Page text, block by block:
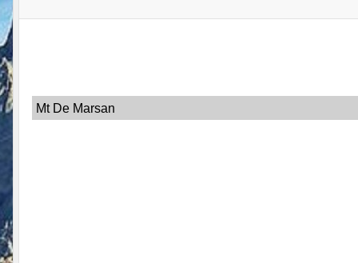
Mt De Marsan